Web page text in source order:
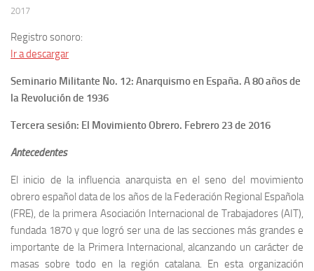
2017
Registro sonoro:
Ir a descargar
Seminario Militante No. 12: Anarquismo en España. A 80 años de
la Revolución de 1936
Tercera sesión: El Movimiento Obrero. Febrero 23 de 2016
Antecedentes
El inicio de la influencia anarquista en el seno del movimiento
obrero español data de los años de la Federación Regional Española
(FRE), de la primera Asociación Internacional de Trabajadores (AIT),
fundada 1870 y que logró ser una de las secciones más grandes e
importante de la Primera Internacional, alcanzando un carácter de
masas sobre todo en la región catalana. En esta organización